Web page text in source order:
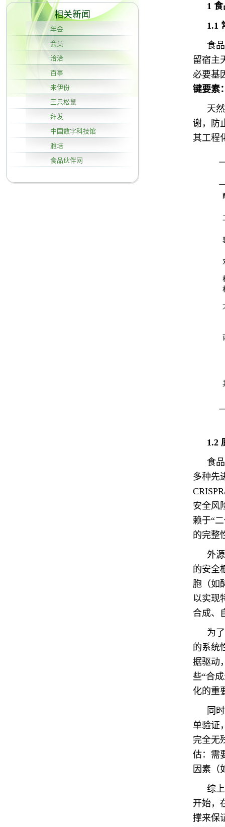
相关新闻
年会
会员
洽洽
百事
来伊份
三只松鼠
拜发
中国数字科技馆
雅培
食品伙伴网
1 食
1.1
食
留宿主
必要基
键要素
天
谢，防
其工程
1.2
食
多种先
安全风
赖于“
的完整
外
的安全
胞（如
以实现
合成、
为
的系统
据驱动
些“合
化的重
同
单验证
完全无
估：需
因素（
综
开始，
撑来保